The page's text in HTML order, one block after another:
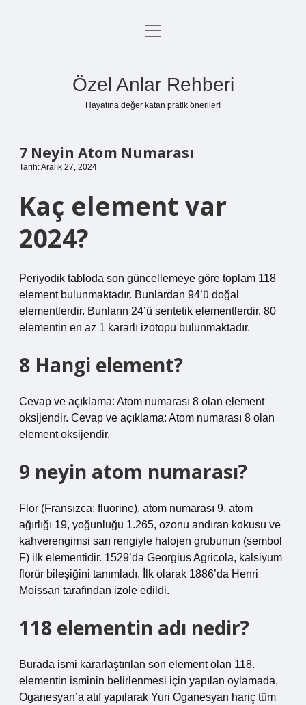
Anasayfa
menüyü
Özel Anlar Rehberi
Hayatına değer katan pratik öneriler!
7 Neyin Atom Numarası
Tarih: Aralık 27, 2024
Kaç element var
2024?
Periyodik tabloda son güncellemeye göre toplam 118
element bulunmaktadır. Bunlardan 94’ü doğal
elementlerdir. Bunların 24’ü sentetik elementlerdir. 80
elementin en az 1 kararlı izotopu bulunmaktadır.
8 Hangi element?
Cevap ve açıklama: Atom numarası 8 olan element
oksijendir. Cevap ve açıklama: Atom numarası 8 olan
element oksijendir.
9 neyin atom numarası?
Flor (Fransızca: fluorine), atom numarası 9, atom
ağırlığı 19, yoğunluğu 1.265, ozonu andıran kokusu ve
kahverengimsi sarı rengiyle halojen grubunun (sembol
F) ilk elementidir. 1529’da Georgius Agricola, kalsiyum
florür bileşiğini tanımladı. İlk olarak 1886’da Henri
Moissan tarafından izole edildi.
118 elementin adı nedir?
Burada ismi kararlaştırılan son element olan 118.
elementin isminin belirlenmesi için yapılan oylamada,
Oganesyan’a atıf yapılarak Yuri Oganesyan hariç tüm